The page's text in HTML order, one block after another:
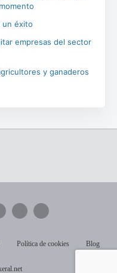
un éxito
empresas del sector
y ganaderos
Política de cookies Blog